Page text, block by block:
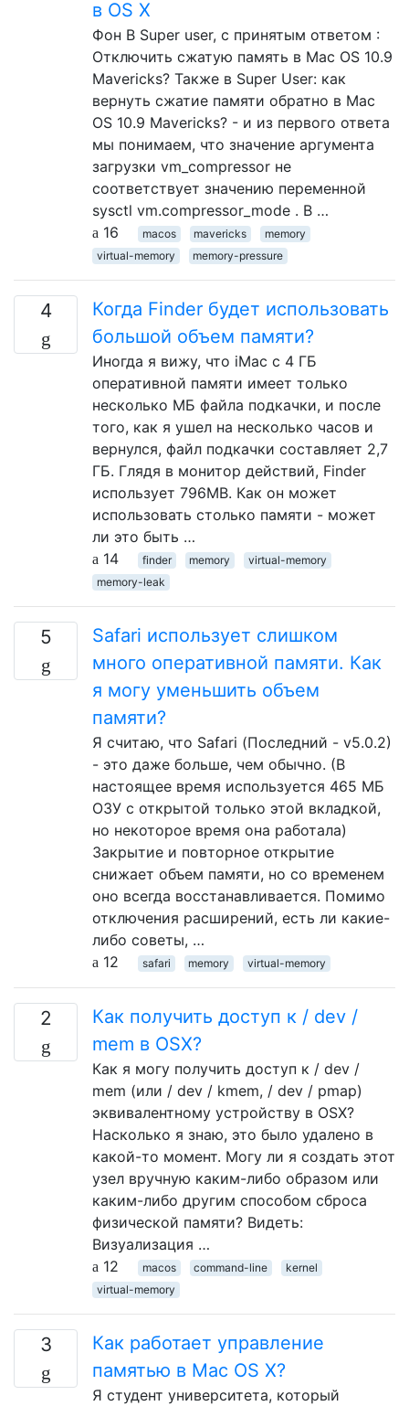
в OS X
Фон В Super user, с принятым ответом :
Отключить сжатую память в Mac OS 10.9
Mavericks? Также в Super User: как
вернуть сжатие памяти обратно в Mac
OS 10.9 Mavericks? - и из первого ответа
мы понимаем, что значение аргумента
загрузки vm_compressor не
соответствует значению переменной
sysctl vm.compressor_mode . В …
16
macos mavericks
memory
virtual-memory
memory-pressure
4
Когда Finder будет использовать
большой объем памяти?
Иногда я вижу, что iMac с 4 ГБ
оперативной памяти имеет только
несколько МБ файла подкачки, и после
того, как я ушел на несколько часов и
вернулся, файл подкачки составляет 2,7
ГБ. Глядя в монитор действий, Finder
использует 796MB. Как он может
использовать столько памяти - может
ли это быть …
14
finder memory
virtual-memory
memory-leak
5
Safari использует слишком
много оперативной памяти. Как
я могу уменьшить объем
памяти?
Я считаю, что Safari (Последний - v5.0.2)
- это даже больше, чем обычно. (В
настоящее время используется 465 МБ
ОЗУ с открытой только этой вкладкой,
но некоторое время она работала)
Закрытие и повторное открытие
снижает объем памяти, но со временем
оно всегда восстанавливается. Помимо
отключения расширений, есть ли какие-
либо советы, …
12
safari memory virtual-memory
2
Как получить доступ к / dev /
mem в OSX?
Как я могу получить доступ к / dev /
mem (или / dev / kmem, / dev / pmap)
эквивалентному устройству в OSX?
Насколько я знаю, это было удалено в
какой-то момент. Могу ли я создать этот
узел вручную каким-либо образом или
каким-либо другим способом сброса
физической памяти? Видеть:
Визуализация …
12
macos command-line
kernel
virtual-memory
3
Как работает управление
памятью в Mac OS X?
Я студент университета, который